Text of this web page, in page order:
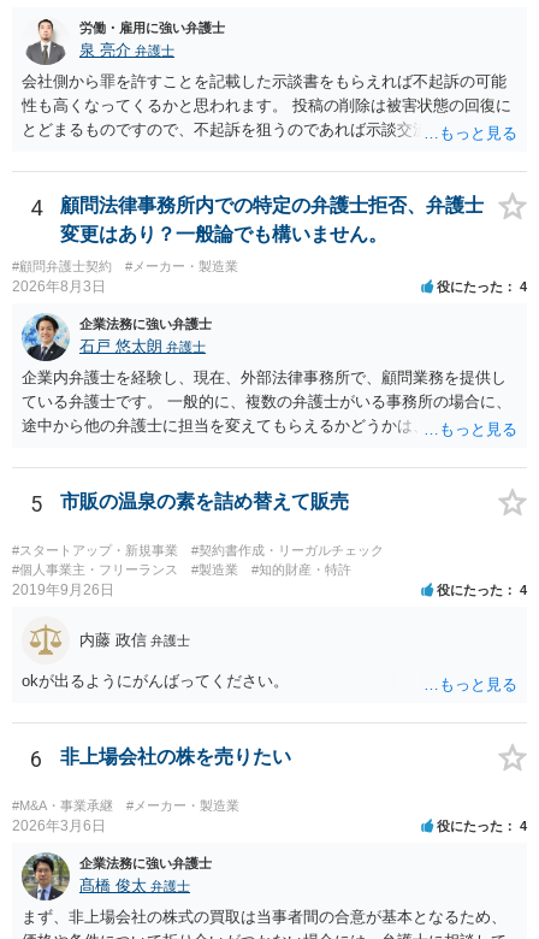
労働・雇用に強い弁護士
泉 亮介 弁護士
会社側から罪を許すことを記載した示談書をもらえれば不起訴の可能
性も高くなってくるかと思われます。 投稿の削除は被害状態の回復に
とどまるものですので、不起訴を狙うのであれば示談交渉はされた方
4
顧問法律事務所内での特定の弁護士拒否、弁護士
変更はあり？一般論でも構いません。
#顧問弁護士契約 #メーカー・製造業
2026年8月3日 役にたった 4
企業法務に強い弁護士
石戸 悠太朗 弁護士
企業内弁護士を経験し、現在、外部法律事務所で、顧問業務を提供し
ている弁護士です。 一般的に、複数の弁護士がいる事務所の場合に、
途中から他の弁護士に担当を変えてもらえるかどうかは、当該事務所
が不満を抱いている弁護士を担当にすることは望ましくないため、別
の弁護士に変更するのが通常でしょう。それでも、担当弁護士を変え
てくれない場合は、他の弁護士の担当案件が一般で担当を変えられな
いなどの事情があるかと思います。 担当弁護士が変わらず、仕事内容
も改善されない場合には、決済権限を持つ上司に相談し、顧問契約自
体を見直すのが一番かと思います。
5 市販の温泉の素を詰め替えて販売
#スタートアップ・新規事業
#契約書作成・リーガルチェック
#個人事業主・フリーランス
#製造業 #知的財産・特許
2019年9月26日 役にたった 4
内藤 政信 弁護士
okが出るようにがんばってください。
6 非上場会社の株を売りたい
#M&A・事業承継 #メーカー・製造業
2026年3月6日 役にたった 4
企業法務に強い弁護士
髙橋 俊太 弁護士
まず、非上場会社の株式の買取は当事者間の合意が基本となるため、